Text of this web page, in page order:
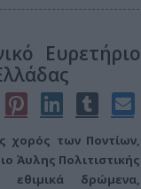
Ευρετήριο
χορός των Ποντίων,
Άυλης Πολιτιστικής
εθιμικά δρώμενα,